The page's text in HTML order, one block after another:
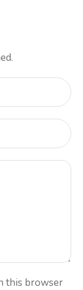
this browser